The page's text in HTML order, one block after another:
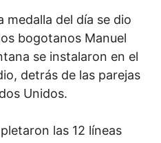
medalla del día se dio
bogotanos Manuel
se instalaron en el
detrás de las parejas
Unidos.
las 12 líneas